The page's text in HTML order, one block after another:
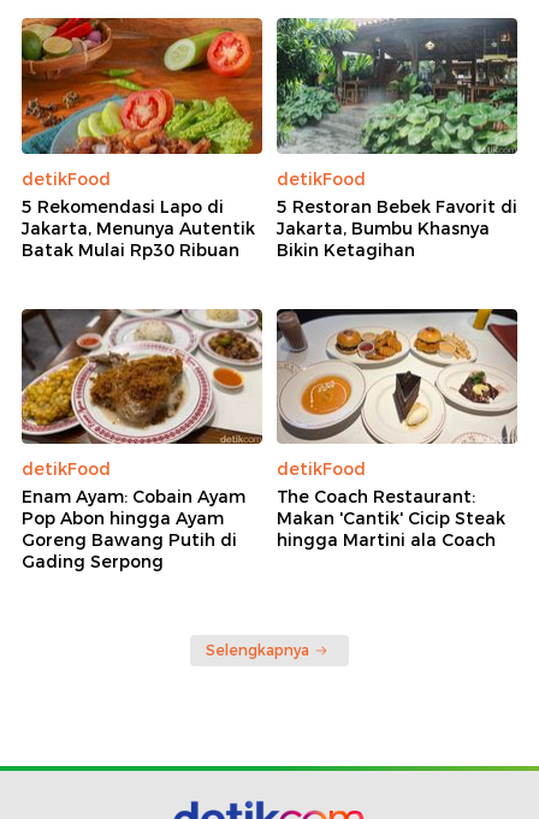
detikFood
5 Rekomendasi Lapo di
Jakarta, Menunya Autentik
Batak Mulai Rp30 Ribuan
detikFood
5 Restoran Bebek Favorit di
Jakarta, Bumbu Khasnya
Bikin Ketagihan
detikFood
Enam Ayam: Cobain Ayam
Pop Abon hingga Ayam
Goreng Bawang Putih di
Gading Serpong
detikFood
The Coach Restaurant:
Makan 'Cantik' Cicip Steak
hingga Martini ala Coach
Selengkapnya